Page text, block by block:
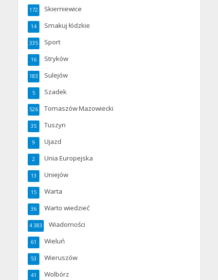
Skierniewice
172
Smakuj łódzkie
14
Sport
335
Stryków
16
Sulejów
183
Szadek
5
Tomaszów Mazowiecki
526
Tuszyn
35
Ujazd
9
Unia Europejska
2
Uniejów
13
Warta
15
Warto wiedzieć
36
Wiadomości
4 383
Wieluń
61
Wieruszów
53
Wolbórz
41